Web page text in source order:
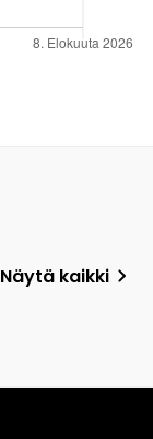
Näytä kaikki